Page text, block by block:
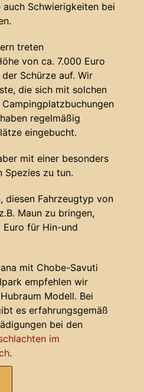
Schwierigkeiten bei
treten
von ca. 7.000 Euro
Schürze auf. Wir
die sich mit solchen
regelmäßig
eingebucht.
mit einer besonders
Spezies zu tun.
diesen Fahrzeugtyp von
Maun zu bringen,
für Hin-und
mit Chobe-Savuti
empfehlen wir
Modell. Bei
es erfahrungsgemäß
bei den
im
.